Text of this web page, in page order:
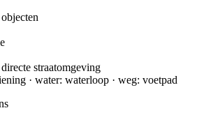
straatomgeving
· water: waterloop · weg: voetpad